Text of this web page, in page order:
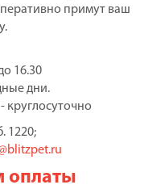
примут ваш
16.30
дни.
круглосуточно
1220;
оплаты